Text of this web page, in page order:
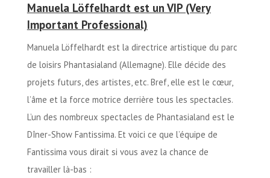
Manuela Löffelhardt est un VIP (Very
Important Professional)
Manuela Löffelhardt est la directrice artistique du parc
de loisirs Phantasialand (Allemagne). Elle décide des
projets futurs, des artistes, etc. Bref, elle est le cœur,
l’âme et la force motrice derrière tous les spectacles.
L’un des nombreux spectacles de Phantasialand est le
Dîner-Show Fantissima. Et voici ce que l’équipe de
Fantissima vous dirait si vous avez la chance de
travailler là-bas :